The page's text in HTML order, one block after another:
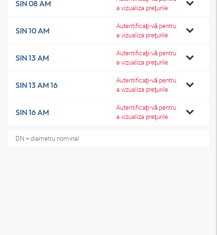
SIN 08 AM
a vizualiza preţurile
SIN 10 AM
Autentificaţi-vă pentru
a vizualiza preţurile
SIN 13 AM
Autentificaţi-vă pentru
a vizualiza preţurile
SIN 13 AM 16
Autentificaţi-vă pentru
a vizualiza preţurile
SIN 16 AM
Autentificaţi-vă pentru
a vizualiza preţurile
DN = diametru nominal